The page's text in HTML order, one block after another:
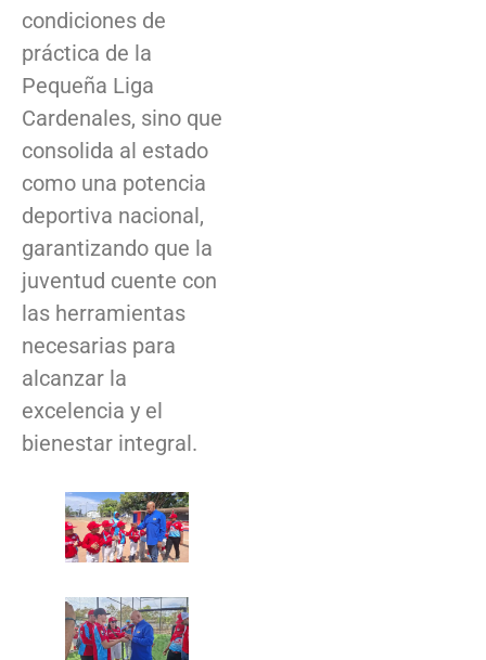
condiciones de
práctica de la
Pequeña Liga
Cardenales, sino que
consolida al estado
como una potencia
deportiva nacional,
garantizando que la
juventud cuente con
las herramientas
necesarias para
alcanzar la
excelencia y el
bienestar integral.